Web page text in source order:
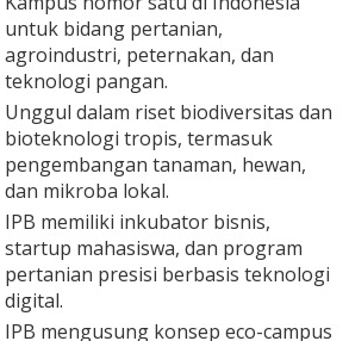
untuk bidang pertanian,
agroindustri, peternakan, dan
teknologi pangan.
Unggul dalam riset biodiversitas dan
bioteknologi tropis, termasuk
pengembangan tanaman, hewan,
dan mikroba lokal.
IPB memiliki inkubator bisnis,
startup mahasiswa, dan program
pertanian presisi berbasis teknologi
digital.
IPB mengusung konsep eco-campus